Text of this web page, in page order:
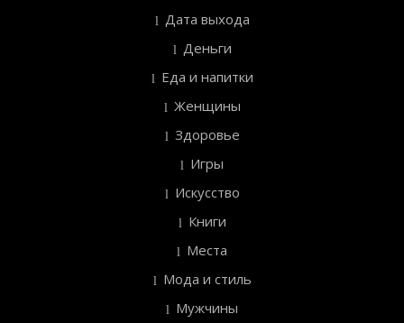
Дата выхода
Деньги
Еда и напитки
Женщины
Здоровье
Игры
Искусство
Книги
Места
Мода и стиль
Мужчины